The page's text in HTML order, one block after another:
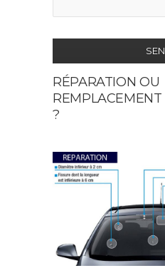
This
field
should
left
blank
RÉPARATION OU
?